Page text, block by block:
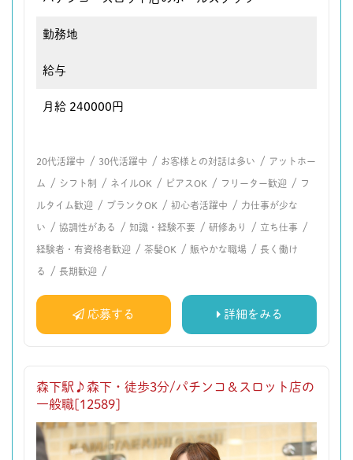
勤務地
給与
月給 240000円
20代活躍中 / 30代活躍中 / お客様との対話は多い / アットホー
ム / シフト制 / ネイルOK / ピアスOK / フリーター歓迎 / フ
ルタイム歓迎 / ブランクOK / 初心者活躍中 / 力仕事が少な
い / 協調性がある / 知識・経験不要 / 研修あり / 立ち仕事 /
経験者・有資格者歓迎 / 茶髪OK / 賑やかな職場 / 長く働け
る / 長期歓迎 /
応募する 詳細をみる
森下駅♪森下・徒歩3分/パチンコ＆スロット店の
一般職[12589]